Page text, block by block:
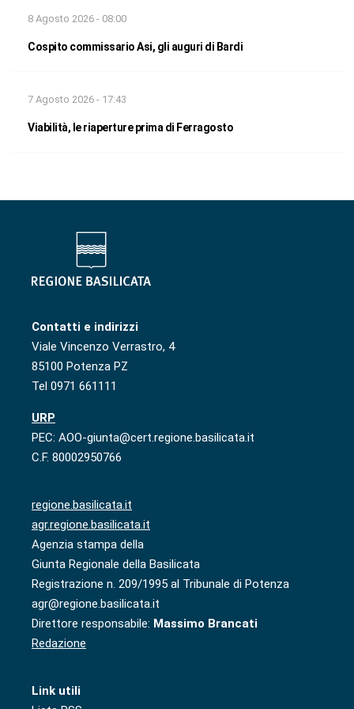
8 Agosto 2026 - 08:00
Cospito commissario Asi, gli auguri di Bardi
7 Agosto 2026 - 17:43
Viabilità, le riaperture prima di Ferragosto
Contatti e indirizzi
Viale Vincenzo Verrastro, 4
85100 Potenza PZ
Tel 0971 661111
URP
PEC: AOO-giunta@cert.regione.basilicata.it
C.F. 80002950766
regione.basilicata.it
agr.regione.basilicata.it
Agenzia stampa della
Giunta Regionale della Basilicata
Registrazione n. 209/1995 al Tribunale di Potenza
agr@regione.basilicata.it
Direttore responsabile: Massimo Brancati
Redazione
Link utili